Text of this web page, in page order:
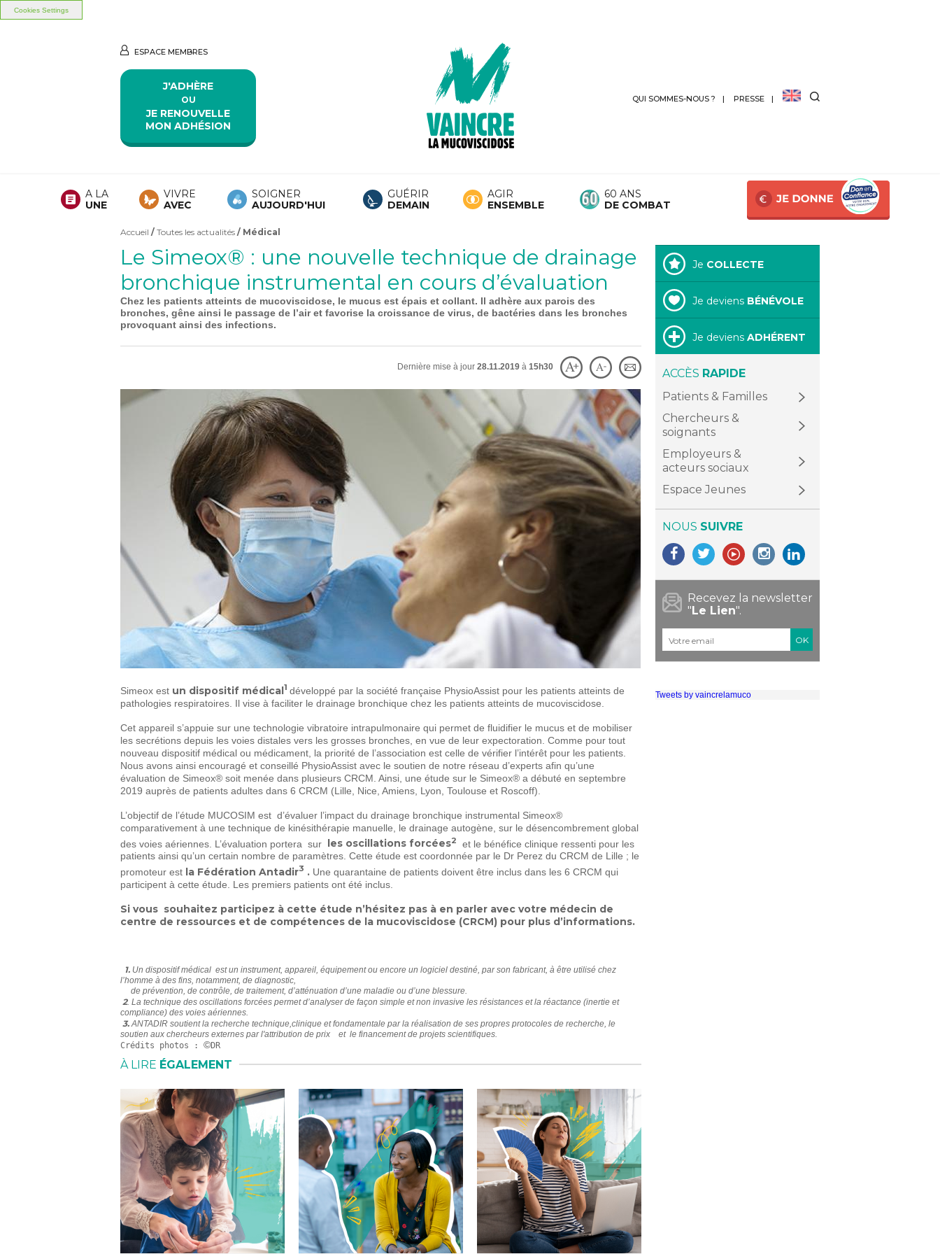
Cookies Settings
ESPACE MEMBRES
J'ADHÈRE
OU
JE RENOUVELLE
MON ADHÉSION
QUI SOMMES-NOUS ? PRESSE
A LA
UNE
VIVRE
AVEC
SOIGNER
AUJOURD'HUI
GUÉRIR
DEMAIN
AGIR
ENSEMBLE
60 ANS
DE COMBAT
Vous êtes ici
Accueil / Toutes les actualités / Médical
Le Simeox® : une nouvelle technique de drainage
bronchique instrumental en cours d’évaluation
​Chez les patients atteints de mucoviscidose, le mucus est épais et collant. Il adhère aux parois des
bronches, gêne ainsi le passage de l’air et favorise la croissance de virus, de bactéries dans les bronches
provoquant ainsi des infections.
Dernière mise à jour 28.11.2019 à 15h30
Simeox est un dispositif médical1 développé par la société française PhysioAssist pour les patients atteints de
pathologies respiratoires. Il vise à faciliter le drainage bronchique chez les patients atteints de mucoviscidose.
Cet appareil s’appuie sur une technologie vibratoire intrapulmonaire qui permet de fluidifier le mucus et de mobiliser
les secrétions depuis les voies distales vers les grosses bronches, en vue de leur expectoration. Comme pour tout
nouveau dispositif médical ou médicament, la priorité de l’association est celle de vérifier l’intérêt pour les patients.
Nous avons ainsi encouragé et conseillé PhysioAssist avec le soutien de notre réseau d’experts afin qu’une
évaluation de Simeox® soit menée dans plusieurs CRCM. Ainsi, une étude sur le Simeox® a débuté en septembre
2019 auprès de patients adultes dans 6 CRCM (Lille, Nice, Amiens, Lyon, Toulouse et Roscoff).
L’objectif de l’étude MUCOSIM est d’évaluer l’impact du drainage bronchique instrumental Simeox®
comparativement à une technique de kinésithérapie manuelle, le drainage autogène, sur le désencombrement global
des voies aériennes. L’évaluation portera sur les oscillations forcées2
et le bénéfice clinique ressenti pour les
patients ainsi qu’un certain nombre de paramètres. Cette étude est coordonnée par le Dr Perez du CRCM de Lille ; le
promoteur est la Fédération Antadir3 . Une quarantaine de patients doivent être inclus dans les 6 CRCM qui
participent à cette étude. Les premiers patients ont été inclus.
Si vous souhaitez participez à cette étude n’hésitez pas à en parler avec votre médecin de
centre de ressources et de compétences de la mucoviscidose (CRCM) pour plus d’informations.
1. Un dispositif médical est un instrument, appareil, équipement ou encore un logiciel destiné, par son fabricant, à être utilisé chez
l’homme à des fins, notamment, de diagnostic,
de prévention, de contrôle, de traitement, d’atténuation d’une maladie ou d’une blessure.
2. La technique des oscillations forcées permet d’analyser de façon simple et non invasive les résistances et la réactance (inertie et
compliance) des voies aériennes.
3.ANTADIR soutient la recherche technique,clinique et fondamentale par la réalisation de ses propres protocoles de recherche, le
soutien aux chercheurs externes par l'attribution de prix et le financement de projets scientifiques.
Crédits photos : ©DR
À LIRE ÉGALEMENT
Je COLLECTE
Je deviens BÉNÉVOLE
Je deviens ADHÉRENT
ACCÈS RAPIDE
Patients & Familles
Chercheurs &
soignants
Employeurs &
acteurs sociaux
Espace Jeunes
NOUS SUIVRE
Recevez la newsletter
" Le Lien".
Courriel*
Tweets by vaincrelamuco